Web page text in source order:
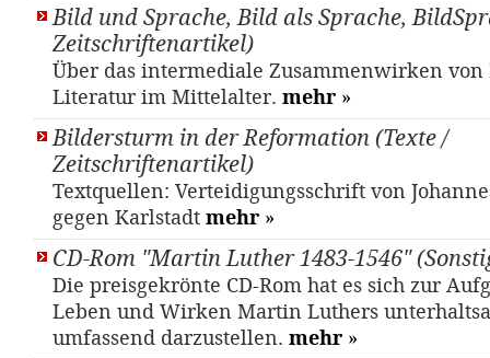
Bild und Sprache, Bild als Sprache,
Zeitschriftenartikel)
Über das intermediale Zusammenwirken von
Literatur im Mittelalter. mehr »
Bildersturm in der Reformation (Texte /
Zeitschriftenartikel)
Textquellen: Verteidigungsschrift von
gegen Karlstadt mehr »
CD-Rom "Martin Luther 1483-1546"
Die preisgekrönte CD-Rom hat es sich zur
Leben und Wirken Martin Luthers
umfassend darzustellen. mehr »